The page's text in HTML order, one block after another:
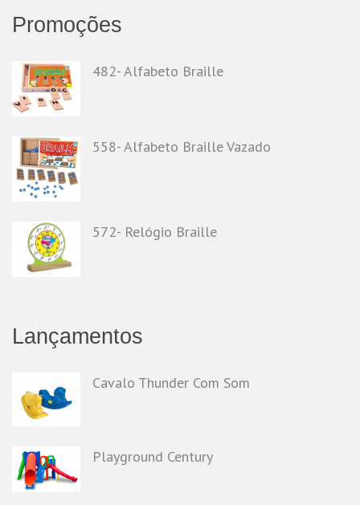
Promoções
482- Alfabeto Braille
558- Alfabeto Braille Vazado
572- Relógio Braille
Lançamentos
Cavalo Thunder Com Som
Playground Century